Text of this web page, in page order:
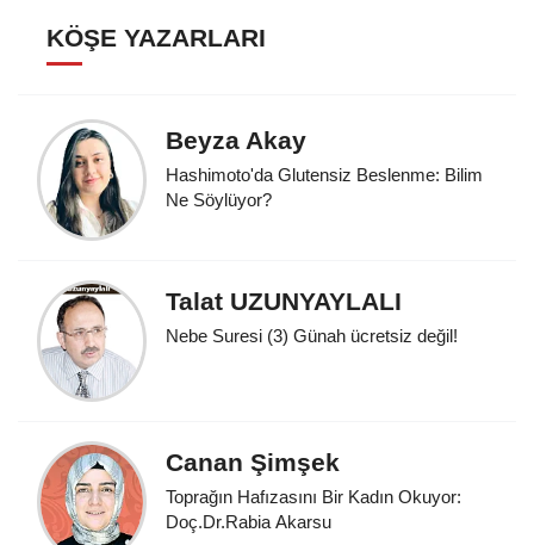
KÖŞE YAZARLARI
Beyza Akay
Hashimoto'da Glutensiz Beslenme: Bilim
Ne Söylüyor?
Talat UZUNYAYLALI
Nebe Suresi (3) Günah ücretsiz değil!
Canan Şimşek
Toprağın Hafızasını Bir Kadın Okuyor:
Doç.Dr.Rabia Akarsu